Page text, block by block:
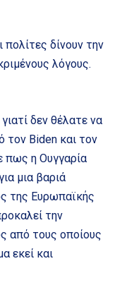
δίνουν την
λόγους.
δεν θέλατε να
τον Biden και τον
πως η Ουγγαρία
μια βαριά
της Ευρωπαϊκής
την
από τους οποίους
εκεί και